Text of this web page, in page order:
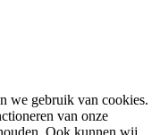
we gebruik van cookies.
van onze
Ook kunnen wij